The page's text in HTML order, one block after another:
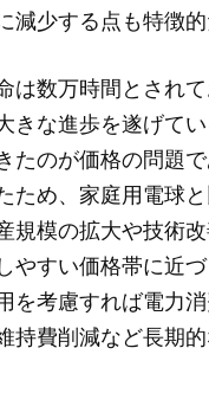
減少する点も特徴的
は数万時間とされ
きな進歩を遂げて
たのが価格の問題
ため、家庭用電球
規模の拡大や技術
やすい価格帯に近
を考慮すれば電力
持費削減など長期